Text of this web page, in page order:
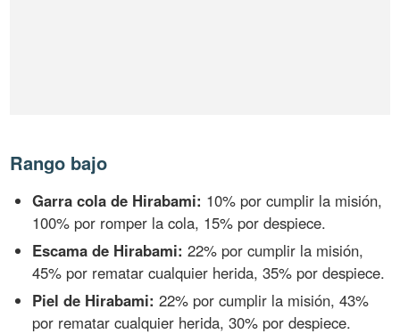
Rango bajo
Garra cola de Hirabami: 10% por cumplir la misión,
100% por romper la cola, 15% por despiece.
Escama de Hirabami: 22% por cumplir la misión,
45% por rematar cualquier herida, 35% por despiece.
Piel de Hirabami: 22% por cumplir la misión, 43%
por rematar cualquier herida, 30% por despiece.